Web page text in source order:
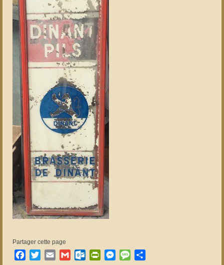
Partager cette page
Facebook
TwitterEmail GmailOutlook.com
PrintFriendly
Messenger
Message